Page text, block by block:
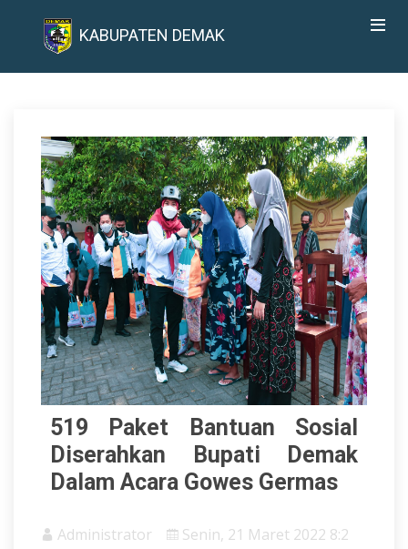
KABUPATEN DEMAK
519 Paket Bantuan Sosial
Diserahkan Bupati Demak
Dalam Acara Gowes Germas
Administrator
Senin, 21 Maret 2022 8:2